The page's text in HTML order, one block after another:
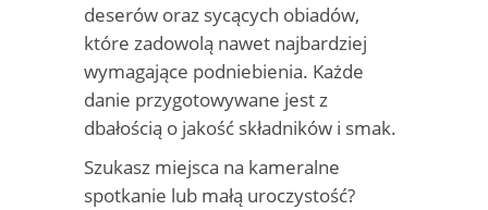
deserów oraz sycących obiadów,
które zadowolą nawet najbardziej
wymagające podniebienia. Każde
danie przygotowywane jest z
dbałością o jakość składników i smak.
Szukasz miejsca na kameralne
spotkanie lub małą uroczystość?